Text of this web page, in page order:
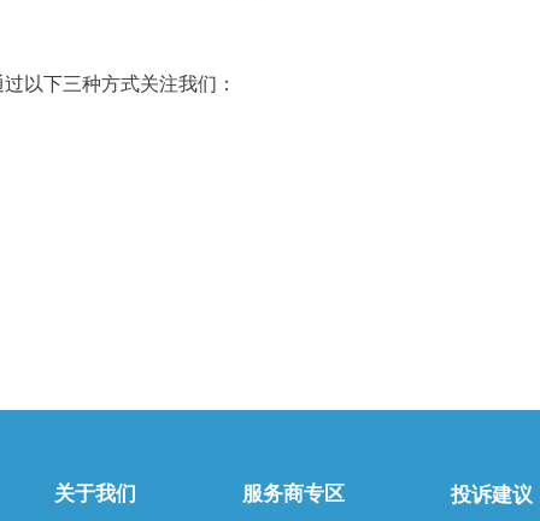
以下三种方式关注我们：
关于我们 服务商专区 投诉建议